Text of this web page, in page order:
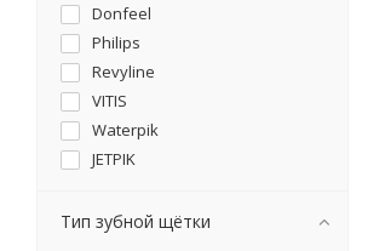
Donfeel
Philips
Revyline
VITIS
Waterpik
JETPIK
HAPICA
Тип зубной щётки